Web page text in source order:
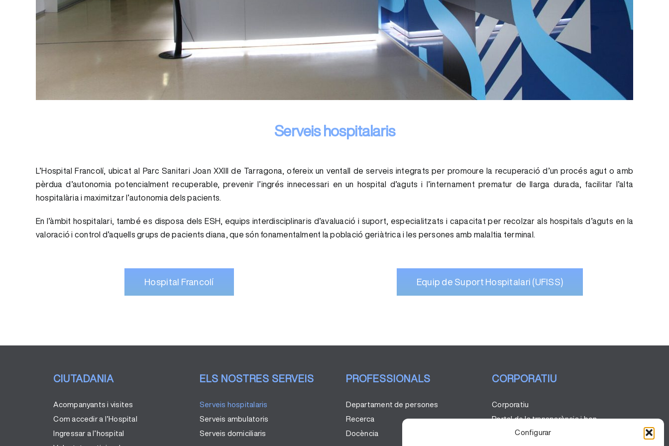
Configurar
Serveis hospitalaris
L’Hospital Francolí, ubicat al Parc Sanitari Joan XXIII de Tarragona, ofereix un ventall de serveis integrats per promoure la recuperació d’un procés agut o amb
pèrdua d’autonomia potencialment recuperable, prevenir l’ingrés innecessari en un hospital d’aguts i l’internament prematur de llarga durada, facilitar l’alta
hospitalària i maximitzar l’autonomia dels pacients.
En l’àmbit hospitalari, també es disposa dels ESH, equips interdisciplinaris d’avaluació i suport, especialitzats i capacitat per recolzar als hospitals d’aguts en la
valoració i control d’aquells grups de pacients diana, que són fonamentalment la població geriàtrica i les persones amb malaltia terminal.
Hospital Francolí Equip de Suport Hospitalari (UFISS)
CIUTADANIA
Acompanyants i visites
Com accedir a l’Hospital
Ingressar a l’hospital
ELS NOSTRES SERVEIS
Serveis hospitalaris
Serveis ambulatoris
Serveis domiciliaris
PROFESSIONALS
Departament de persones
Recerca
Docència
CORPORATIU
Corporatiu
Portal de la transparència i bon
govern